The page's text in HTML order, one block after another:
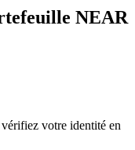
NEAR
votre identité en